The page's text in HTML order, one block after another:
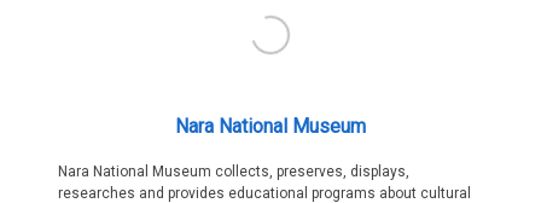
Nara National Museum
Nara National Museum collects, preserves, displays,
researches and provides educational programs about cultural